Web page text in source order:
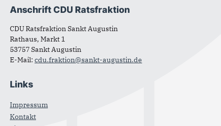
Anschrift CDU Ratsfraktion
CDU Ratsfraktion Sankt Augustin
Rathaus, Markt 1
53757 Sankt Augustin
E-Mail: cdu.fraktion@sankt-augustin.de
Links
Impressum
Kontakt